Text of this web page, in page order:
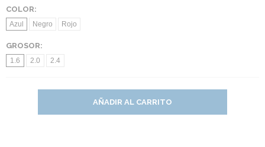
COLOR:
Azul Negro Rojo
GROSOR:
1.6 2.0 2.4
AÑADIR AL CARRITO